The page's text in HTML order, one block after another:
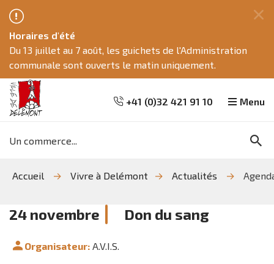
recherche
navigation
Horaires d'été
Du 13 juillet au 7 août, les guichets de l'Administration
communale sont ouverts le matin uniquement.
+41 (0)32 421 91 10
clés
Menu
Accueil Vivre à Delémont Actualités
Don du sang
24 novembre
Organisateur: A.V.I.S.